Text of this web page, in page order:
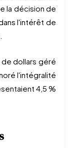
la décision de
l'intérêt de
de dollars géré
l'intégralité
4,5 %